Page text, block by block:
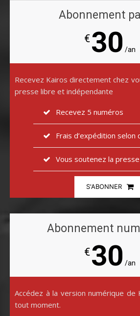
Abonnement
€30 /an
Recevez Kairos directement chez
presse libre et indépendante
Recevez 5 numéros
Frais d’expédition selon
Vous soutenez la
S'ABONNER
Abonnement
€30 /an
Accédez à la version numérique
tout moment.